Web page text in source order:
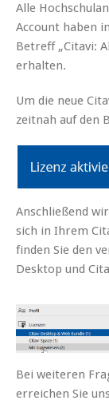
Alle
Account haben
Betreff „Citavi:
erhalten.
Um die neue
zeitnah auf den
Anschließend
sich in Ihrem
finden Sie den
Desktop und
Bei weiteren
erreichen Sie